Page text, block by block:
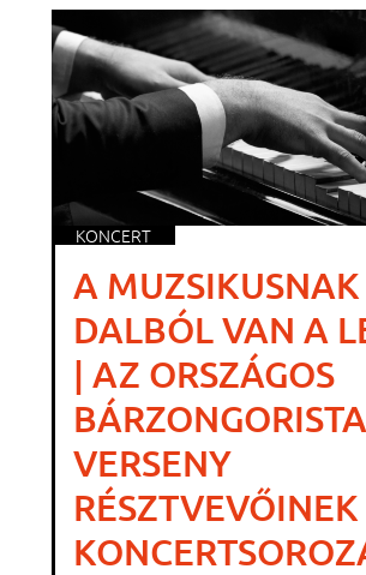
KONCERT
A MUZSIKUSNAK
DALBÓL VAN A
| AZ ORSZÁGOS
BÁRZONGORISTA
VERSENY
RÉSZTVEVŐINEK